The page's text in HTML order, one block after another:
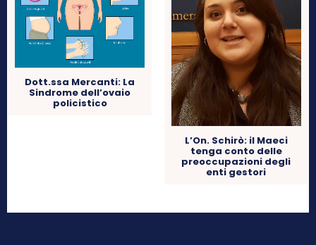
Dott.ssa Mercanti: La
Sindrome dell’ovaio
policistico
L’On. Schirò: il Maeci
tenga conto delle
preoccupazioni degli
enti gestori